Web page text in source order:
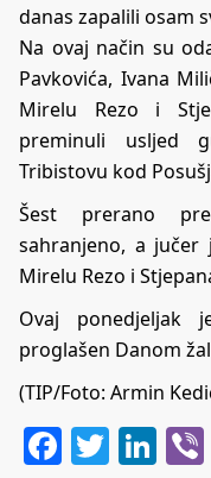
danas zapalili osam
Na ovaj način su
Pavkovića, Ivana
Mirelu Rezo i
preminuli usljed
Tribistovu kod
Šest prerano
sahranjeno, a jučer
Mirelu Rezo i
Ovaj ponedjeljak
proglašen Danom
(TIP/Foto: Armin